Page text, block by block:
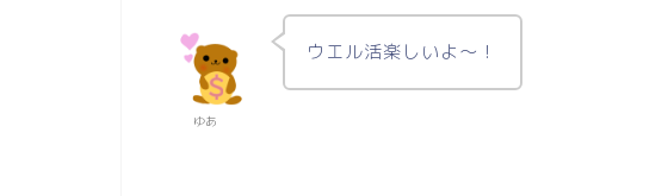
ゆあ
ウエル活楽しいよ〜！